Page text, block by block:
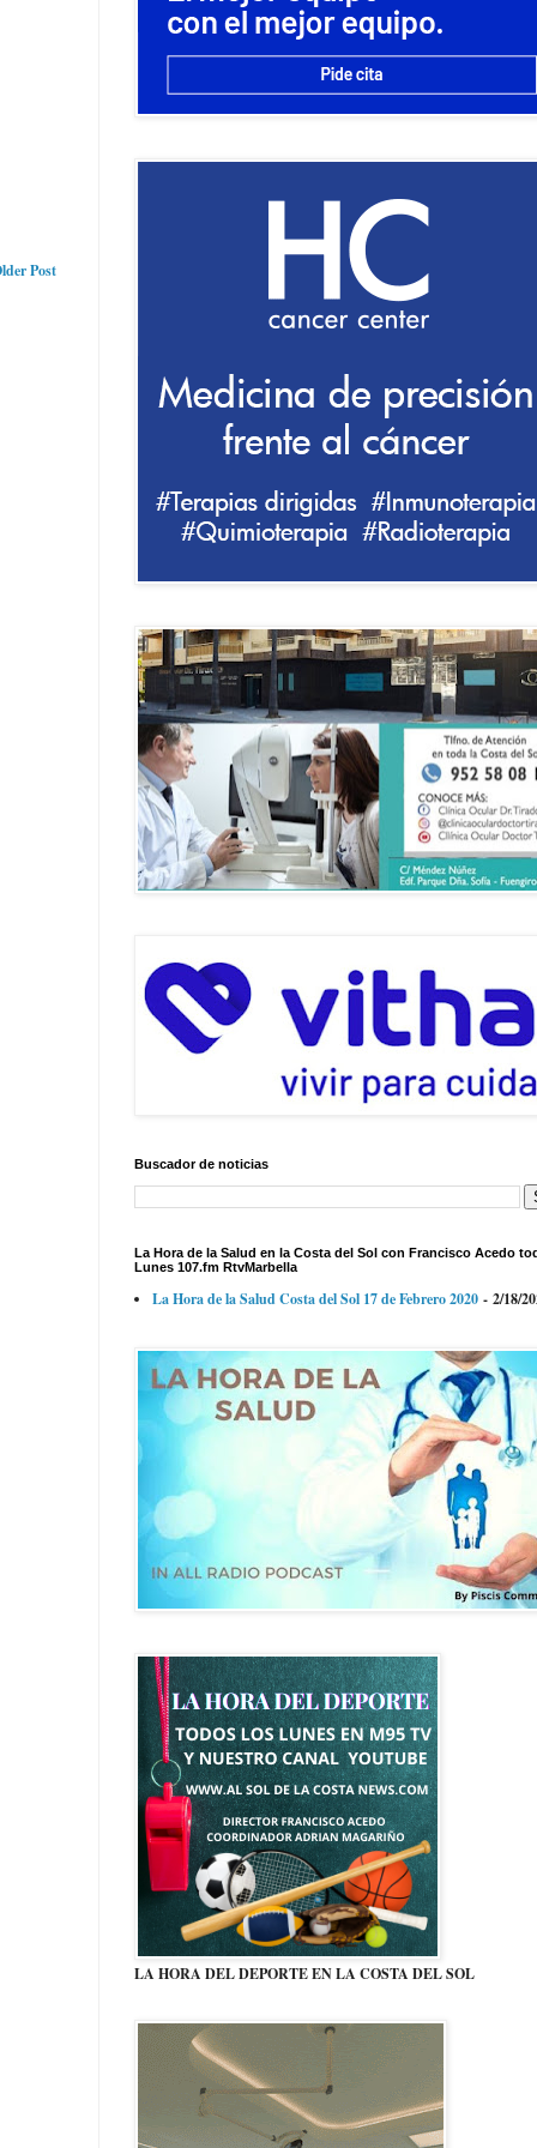
Post
Buscador de noticias
La Hora de la Salud en la Costa del Sol con Francisco Acedo
Lunes 107.fm RtvMarbella
La Hora de la Salud Costa del Sol 17 de Febrero 2020 - 2/18/
LA HORA DEL DEPORTE EN LA COSTA DEL SOL